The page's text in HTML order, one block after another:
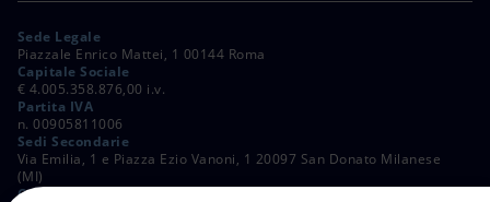
Sede Legale
Piazzale Enrico Mattei, 1 00144 Roma
Capitale Sociale
€ 4.005.358.876,00 i.v.
Partita IVA
n. 00905811006
Sedi Secondarie
Via Emilia, 1 e Piazza Ezio Vanoni, 1 20097 San Donato Milanese
(MI)
C. Fiscale e Registro Imprese di Roma